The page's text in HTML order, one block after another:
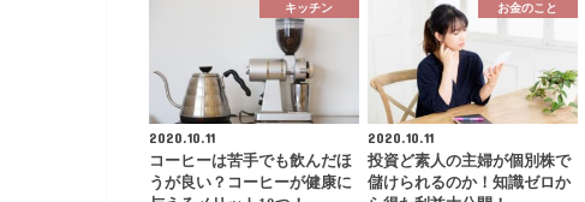
キッチン
2020.10.11
コーヒーは苦手でも飲んだほ
うが良い？コーヒーが健康に
お金のこと
2020.10.11
投資ど素人の主婦が個別株で
儲けられるのか！知識ゼロか